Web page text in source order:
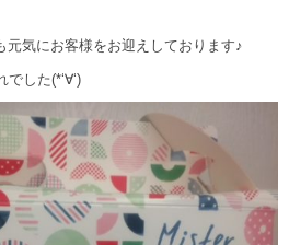
元気にお客様をお迎えしております♪
した(*‘∀‘)